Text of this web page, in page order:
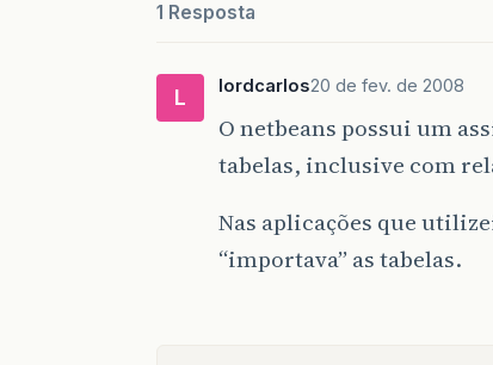
1 Resposta
L lordcarlos20 de fev. de 2008
O netbeans possui um
tabelas, inclusive com
Nas aplicações que
“importava” as tabelas.